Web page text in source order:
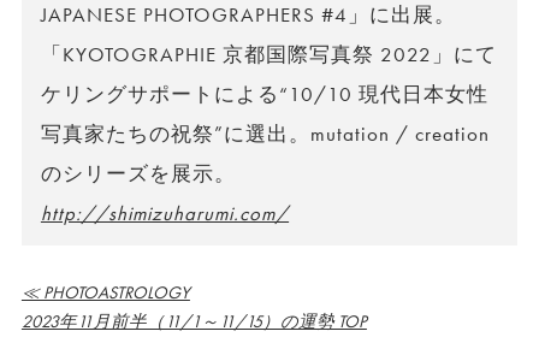
JAPANESE PHOTOGRAPHERS #4」に出展。
「KYOTOGRAPHIE 京都国際写真祭 2022」にて
ケリングサポートによる“10/10 現代日本女性
写真家たちの祝祭”に選出。mutation / creation
のシリーズを展示。
http://shimizuharumi.com/
≪ PHOTOASTROLOGY
2023年11月前半（11/1～11/15）の運勢 TOP